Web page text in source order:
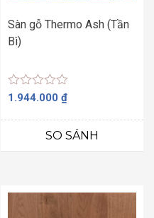
Sàn gỗ Thermo Ash (Tần
Bì)
Được
hạng
sao
1.944.000₫
SO SÁNH